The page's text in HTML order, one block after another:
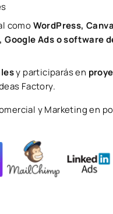
comoWordPress,
Ads o software
y participarás en
Factory.
y Marketing en